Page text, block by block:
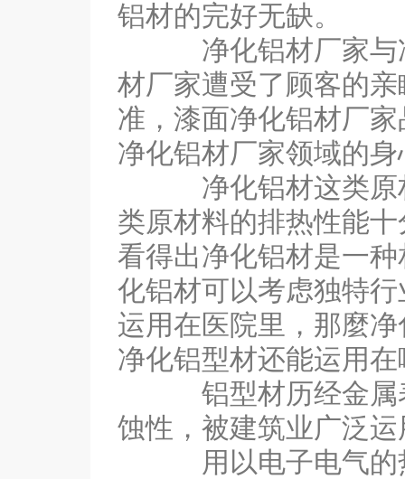
铝材的完好无缺。
净化铝材厂家与净
材厂家遭受了顾客的
准，漆面净化铝材厂
净化铝材厂家领域的
净化铝材这类原材
类原材料的排热性能
看得出净化铝材是一
化铝材可以考虑独特
运用在医院里，那麼
净化铝型材还能运用
铝型材历经金属表
蚀性，被建筑业广泛运
用以电子电气的热